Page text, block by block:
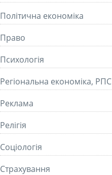
Політична економіка
Право
Психологія
Регіональна економіка, РПС
Реклама
Релігія
Соціологія
Страхування